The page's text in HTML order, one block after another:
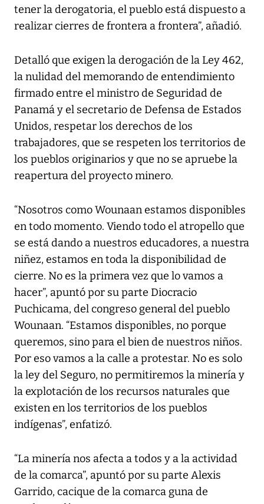
tener la derogatoria, el pueblo está dispuesto a
realizar cierres de frontera a frontera”, añadió.
Detalló que exigen la derogación de la Ley 462,
la nulidad del memorando de entendimiento
firmado entre el ministro de Seguridad de
Panamá y el secretario de Defensa de Estados
Unidos, respetar los derechos de los
trabajadores, que se respeten los territorios de
los pueblos originarios y que no se apruebe la
reapertura del proyecto minero.
“Nosotros como Wounaan estamos disponibles
en todo momento. Viendo todo el atropello que
se está dando a nuestros educadores, a nuestra
niñez, estamos en toda la disponibilidad de
cierre. No es la primera vez que lo vamos a
hacer”, apuntó por su parte Diocracio
Puchicama, del congreso general del pueblo
Wounaan. “Estamos disponibles, no porque
queremos, sino para el bien de nuestros niños.
Por eso vamos a la calle a protestar. No es solo
la ley del Seguro, no permitiremos la minería y
la explotación de los recursos naturales que
existen en los territorios de los pueblos
indígenas”, enfatizó.
“La minería nos afecta a todos y a la actividad
de la comarca”, apuntó por su parte Alexis
Garrido, cacique de la comarca guna de